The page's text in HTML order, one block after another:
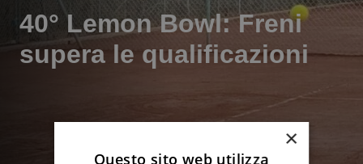
40° Lemon Bowl: Freni
supera le qualificazioni
×
Questo sito web utilizza